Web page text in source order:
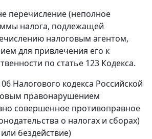
перечисление (неполное
налога, подлежащей
налоговым агентом,
для привлечения его к
по статье 123 Кодекса.
Налогового кодекса Российской
правонарушением
совершенное противоправное
о налогах и сборах)
бездействие)